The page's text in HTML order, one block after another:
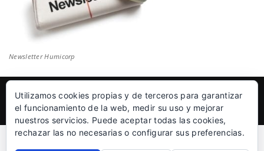
Newsletter Humicorp
© Humicorp Nanopolímeros S.L 2011-2026| Aviso Legal
Utilizamos cookies propias y de terceros para garantizar
el funcionamiento de la web, medir su uso y mejorar
nuestros servicios. Puede aceptar todas las cookies,
rechazar las no necesarias o configurar sus preferencias.